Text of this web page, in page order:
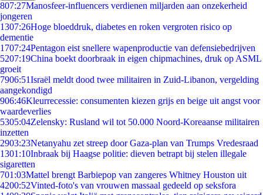
807:27Manosfeer-influencers verdienen miljarden aan onzekerheid
jongeren
1307:26Hoge bloeddruk, diabetes en roken vergroten risico op
dementie
1707:24Pentagon eist snellere wapenproductie van defensiebedrijven
5207:19China boekt doorbraak in eigen chipmachines, druk op ASML
groeit
7906:51Israël meldt dood twee militairen in Zuid-Libanon, vergelding
aangekondigd
906:46Kleurrecessie: consumenten kiezen grijs en beige uit angst voor
waardeverlies
5305:04Zelensky: Rusland wil tot 50.000 Noord-Koreaanse militairen
inzetten
2903:23Netanyahu zet streep door Gaza-plan van Trumps Vredesraad
1301:10Inbraak bij Haagse politie: dieven betrapt bij stelen illegale
sigaretten
701:03Mattel brengt Barbiepop van zangeres Whitney Houston uit
4200:52Vinted-foto's van vrouwen massaal gedeeld op seksfora